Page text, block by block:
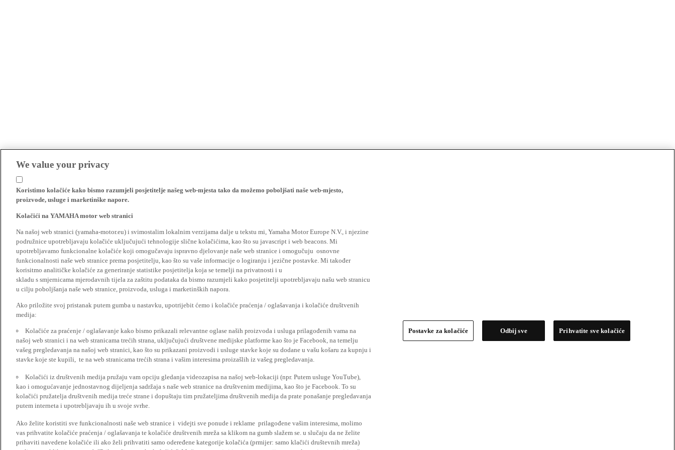
We value your privacy
Koristimo kolačiće kako bismo razumjeli posjetitelje našeg web-mjesta tako da možemo poboljšati naše web-mjesto,
proizvode, usluge i marketinške napore.
Kolačići na YAMAHA motor web stranici
Na našoj web stranici (yamaha-motor.eu) i svimostalim lokalnim verzijama dalje u tekstu mi, Yamaha Motor Europe N.V., i njezine
podružnice upotrebljavaju kolačiće uključujući tehnologije slične kolačićima, kao što su javascript i web beacons. Mi
upotrebljavamo funkcionalne kolačiće koji omogučavaju ispravno djelovanje naše web stranice i omogučuju osnovne
funkcionalnosti naše web stranice prema posjetitelju, kao što su vaše informacije o logiranju i jezične postavke. Mi također
korisitmo analitičke kolačiće za generiranje statistike posjetitelja koja se temelji na privatnosti i u
skladu s smjernicama mjerodavnih tijela za zaštitu podataka da bismo razumjeli kako posjetitelji upotrebljavaju našu web stranicu
u cilju poboljšanja naše web stranice, proizvoda, usluga i marketinških napora.
Ako priložite svoj pristanak putem gumba u nastavku, upotrijebit ćemo i kolačiće praćenja / oglašavanja i kolačiće društvenih
medija:
Kolačiće za praćenje / oglašavanje kako bismo prikazali relevantne oglase naših proizvoda i usluga prilagođenih vama na
našoj web stranici i na web stranicama trećih strana, uključujući društvene medijske platforme kao što je Facebook, na temelju
vašeg pregledavanja na našoj web stranici, kao što su prikazani proizvodi i usluge stavke koje su dodane u vašu košaru za kupnju i
stavke koje ste kupili, te na web stranicama trećih strana i vašim interesima proizašlih iz vašeg pregledavanja.
Kolačići iz društvenih medija pružaju vam opciju gledanja videozapisa na našoj web-lokaciji (npr. Putem usluge YouTube),
kao i omogućavanje jednostavnog dijeljenja sadržaja s naše web stranice na društvenim medijima, kao što je Facebook. To su
kolačići pružatelja društvenih medija treće strane i dopuštaju tim pružateljima društvenih medija da prate ponašanje pregledavanja
putem interneta i upotrebljavaju ih u svoje svrhe.
Ako želite koristiti sve funkcionalnosti naše web stranice i videjti sve ponude i reklame prilagođene vašim interesima, molimo
vas prihvatite kolačiće praćenja / oglašavanja te kolačiće društvenih mreža sa klikom na gumb slažem se. u slučaju da ne želite
prihaviti navedene kolačiće ili ako želi prihvatiti samo odeređene kategorije kolačića (prmijer: samo klačići društevnih mreža)
Postavke za kolačiće Odbij sve Prihvatite sve kolačiće